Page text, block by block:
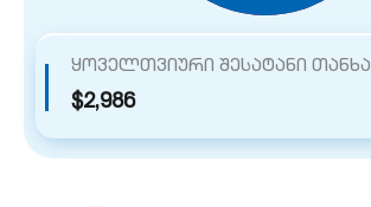
ყოველთვიური შესატანი თანხა
$2,986